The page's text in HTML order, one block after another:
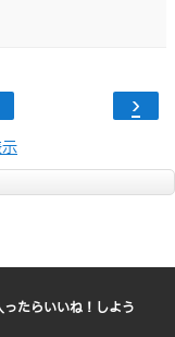
›
ったらいいね！しよう